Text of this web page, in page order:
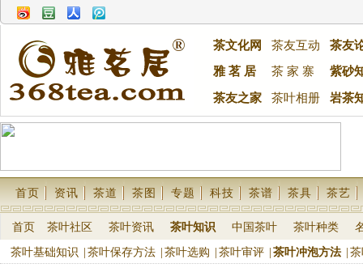
茶文化网 茶友互动
茶友
雅 茗 居
茶 家 寨 紫砂
茶友之家 茶叶相册 岩茶
首页 资讯 茶道 茶图 专题 科技 茶谱 茶具 茶艺
首页 茶叶社区 茶叶资讯 茶叶知识 中国茶叶 茶叶种类
茶叶基础知识 茶叶保存方法 茶叶选购 茶叶审评 茶叶冲泡方法